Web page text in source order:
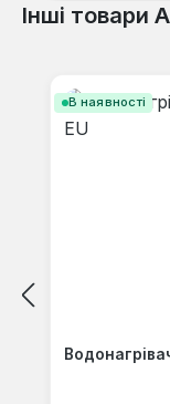
Інші товари
В наявності